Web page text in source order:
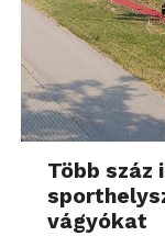
Több száz
vágyókat